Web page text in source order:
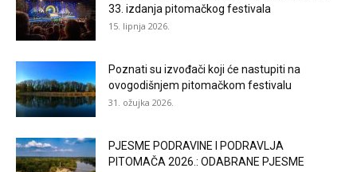
33. izdanja pitomačkog festivala
15. lipnja 2026.
Poznati su izvođači koji će nastupiti na
ovogodišnjem pitomačkom festivalu
31. ožujka 2026.
PJESME PODRAVINE I PODRAVLJA
PITOMAČA 2026.: ODABRANE PJESME